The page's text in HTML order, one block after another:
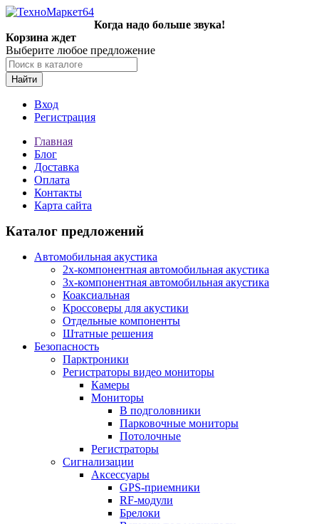
Когда надо больше звука!
Корзина ждет
Выберите любое предложение
Найти
Вход
Регистрация
Главная
Блог
Доставка
Оплата
Контакты
Карта сайта
Каталог предложений
Автомобильная акустика
2х-компонентная автомобильная акустика
3х-компонентная автомобильная акустика
Коаксиальная
Кроссоверы для акустики
Отдельные компоненты
Штатные решения
Безопасность
Парктроники
Регистраторы видео мониторы
Камеры
Мониторы
В подголовники
Парковочные мониторы
Потолочные
Регистраторы
Сигнализации
Аксессуары
GPS-приемники
RF-модули
Брелоки